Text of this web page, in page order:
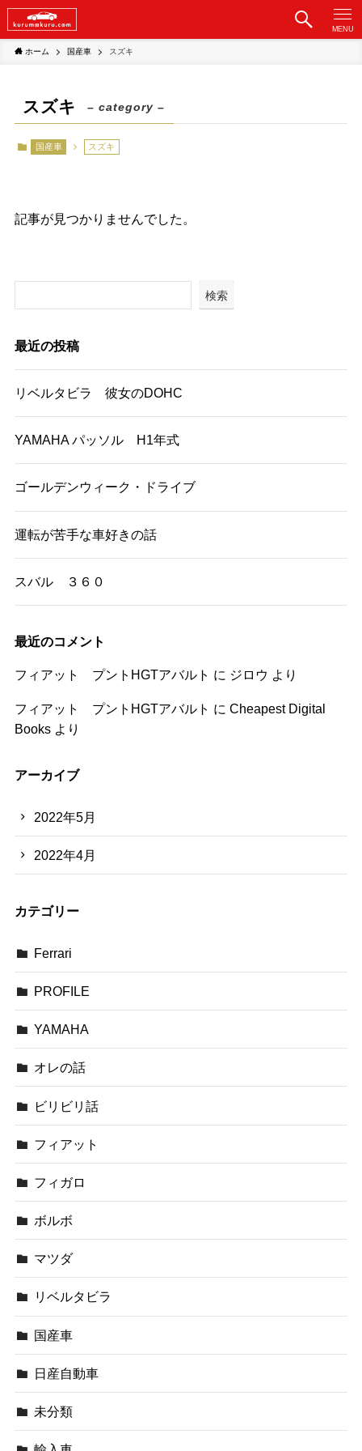
MENU
ホーム 国産車 スズキ
スズキ – category –
国産車 スズキ
記事が見つかりませんでした。
検索
最近の投稿
リベルタビラ 彼女のDOHC
YAMAHA パッソル H1年式
ゴールデンウィーク・ドライブ
運転が苦手な車好きの話
スバル ３６０
最近のコメント
フィアット プントHGTアバルト に ジロウ より
フィアット プントHGTアバルト に Cheapest Digital
Booksより
アーカイブ
2022年5月
2022年4月
カテゴリー
Ferrari
PROFILE
YAMAHA
オレの話
ビリビリ話
フィアット
フィガロ
ボルボ
マツダ
リベルタビラ
国産車
日産自動車
未分類